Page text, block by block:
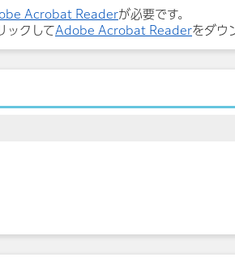
Acrobat Readerが必要です。
ックしてAdobe Acrobat Readerをダウ